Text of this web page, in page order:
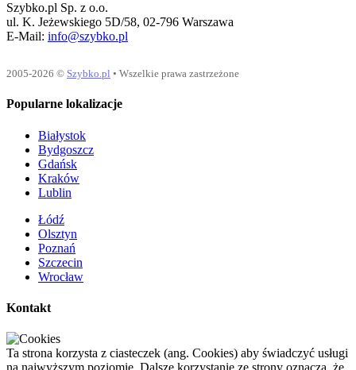
Szybko.pl Sp. z o.o.
ul. K. Jeżewskiego 5D/58, 02-796 Warszawa
E-Mail: info@szybko.pl
2005-2026 © Szybko.pl • Wszelkie prawa zastrzeżone
Popularne lokalizacje
Białystok
Bydgoszcz
Gdańsk
Kraków
Lublin
Łódź
Olsztyn
Poznań
Szczecin
Wrocław
Kontakt
Ta strona korzysta z ciasteczek (ang. Cookies) aby świadczyć usługi
na najwyższym poziomie. Dalsze korzystanie ze strony oznacza, że